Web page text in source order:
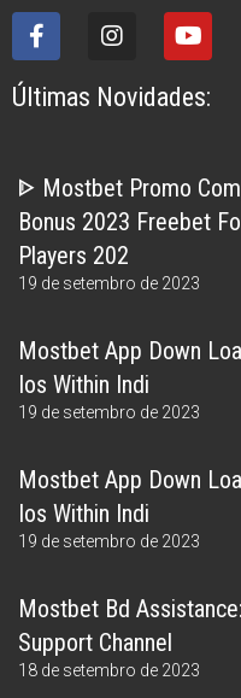
Últimas Novidades:
ᐈ Mostbet Promo
Bonus 2023 Freebet
Players 202
19 de setembro de 2023
Mostbet App Down
Ios Within Indi
19 de setembro de 2023
Mostbet App Down
Ios Within Indi
19 de setembro de 2023
Mostbet Bd
Support Channel
18 de setembro de 2023